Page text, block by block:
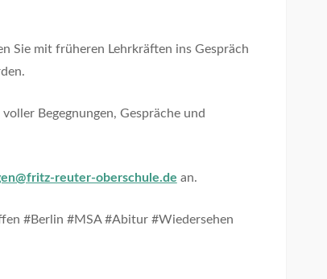
Sie mit früheren Lehrkräften ins Gespräch
Begegnungen, Gespräche und
reuter-oberschule.de an.
#Berlin #MSA #Abitur #Wiedersehen